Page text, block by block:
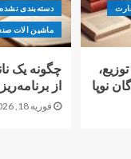
نوپا
دسته‌بندی نشده
ماشین الات
چگونه یک
از
فوریه 18, 2026